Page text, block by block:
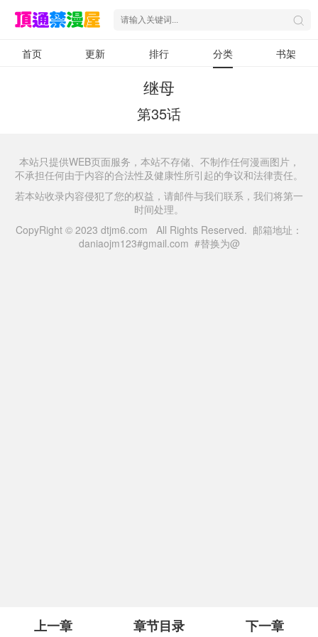
首页 更新 排行 分类 书架
继母
第35话
上一章 章节目录 下一章
本站只提供WEB页面服务，本站不存储、不制作任何漫画图片，
不承担任何由于内容的合法性及健康性所引起的争议和法律责任。
若本站收录内容侵犯了您的权益，请邮件与我们联系，我们将第一
时间处理。
CopyRight © 2023 dtjm6.com All Rights Reserved. 邮箱地址：
daniaojm123#gmail.com #替换为@